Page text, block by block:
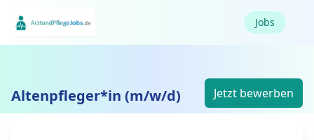
Jobs
Altenpfleger*in (m/w/d) Jetzt bewerben